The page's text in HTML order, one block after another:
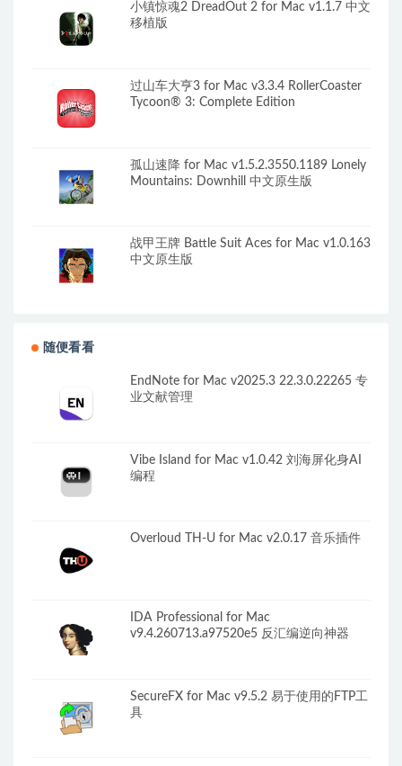
小镇惊魂2 DreadOut 2 for Mac v1.1.7 中文
移植版
过山车大亨3 for Mac v3.3.4 RollerCoaster
Tycoon® 3: Complete Edition
孤山速降 for Mac v1.5.2.3550.1189 Lonely
Mountains: Downhill 中文原生版
战甲王牌 Battle Suit Aces for Mac v1.0.163
中文原生版
随便看看
EndNote for Mac v2025.3 22.3.0.22265 专
业文献管理
Vibe Island for Mac v1.0.42 刘海屏化身AI
编程
Overloud TH-U for Mac v2.0.17 音乐插件
IDA Professional for Mac
v9.4.260713.a97520e5 反汇编逆向神器
SecureFX for Mac v9.5.2 易于使用的FTP工
具